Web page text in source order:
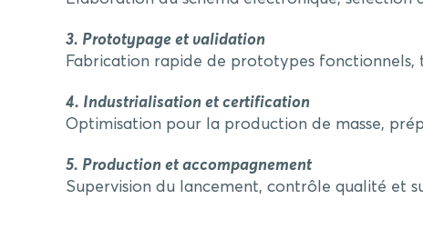
3. Prototypage et validation
Fabrication rapide de prototypes fonctionnels,
4. Industrialisation et certification
Optimisation pour la production de masse,
5. Production et accompagnement
Supervision du lancement, contrôle qualité et